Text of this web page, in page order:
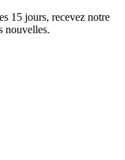
15 jours, recevez notre
nouvelles.